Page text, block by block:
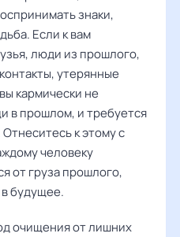
знаки,
Если к вам
люди из прошлого,
утерянные
кармически не
в прошлом, и требуется
к этому с
человеку
от груза прошлого,
в будущее.
очищения от лишних